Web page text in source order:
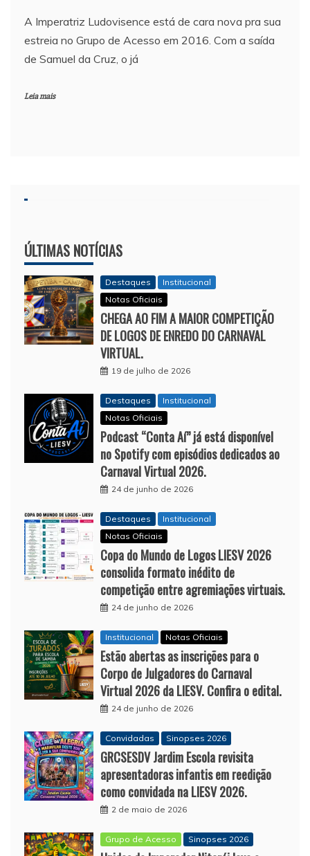
A Imperatriz Ludovisence está de cara nova pra sua
estreia no Grupo de Acesso em 2016. Com a saída
de Samuel da Cruz, o já
Leia mais
ÚLTIMAS NOTÍCIAS
Destaques
Institucional
Notas Oficiais
CHEGA AO FIM A MAIOR COMPETIÇÃO
DE LOGOS DE ENREDO DO CARNAVAL
VIRTUAL.
19 de julho de 2026
Destaques
Institucional
Notas Oficiais
Podcast “Conta Aí” já está disponível
no Spotify com episódios dedicados ao
Carnaval Virtual 2026.
24 de junho de 2026
Destaques
Institucional
Notas Oficiais
Copa do Mundo de Logos LIESV 2026
consolida formato inédito de
competição entre agremiações virtuais.
24 de junho de 2026
Institucional Notas Oficiais
Estão abertas as inscrições para o
Corpo de Julgadores do Carnaval
Virtual 2026 da LIESV. Confira o edital.
24 de junho de 2026
Convidadas Sinopses 2026
GRCSESDV Jardim Escola revisita
apresentadoras infantis em reedição
como convidada na LIESV 2026.
2 de maio de 2026
Grupo de Acesso Sinopses 2026